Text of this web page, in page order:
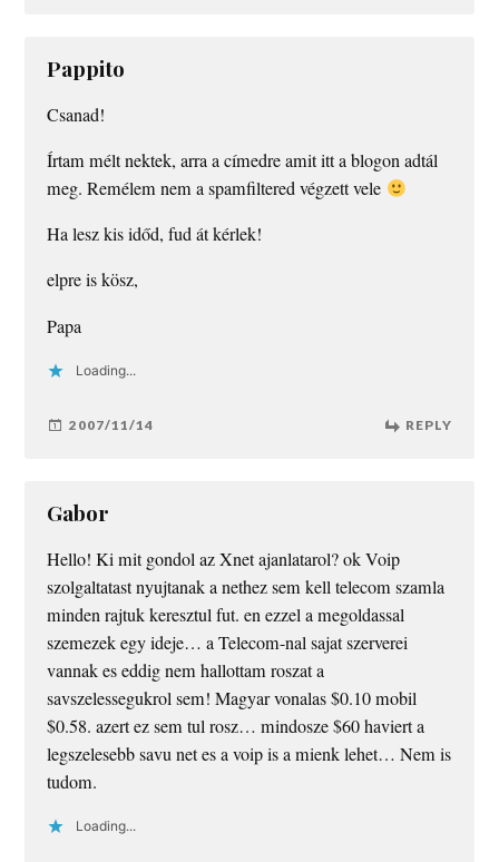
Pappito
Csanad!
Írtam mélt nektek, arra a címedre amit itt a blogon adtál
meg. Remélem nem a spamfiltered végzett vele
Ha lesz kis időd, fud át kérlek!
elpre is kösz,
Papa
Loading...
2007/11/14 REPLY
Gabor
Hello! Ki mit gondol az Xnet ajanlatarol? ok Voip
szolgaltatast nyujtanak a nethez sem kell telecom szamla
minden rajtuk keresztul fut. en ezzel a megoldassal
szemezek egy ideje… a Telecom-nal sajat szerverei
vannak es eddig nem hallottam roszat a
savszelessegukrol sem! Magyar vonalas $0.10 mobil
$0.58. azert ez sem tul rosz… mindosze $60 haviert a
legszelesebb savu net es a voip is a mienk lehet… Nem is
tudom.
Loading...